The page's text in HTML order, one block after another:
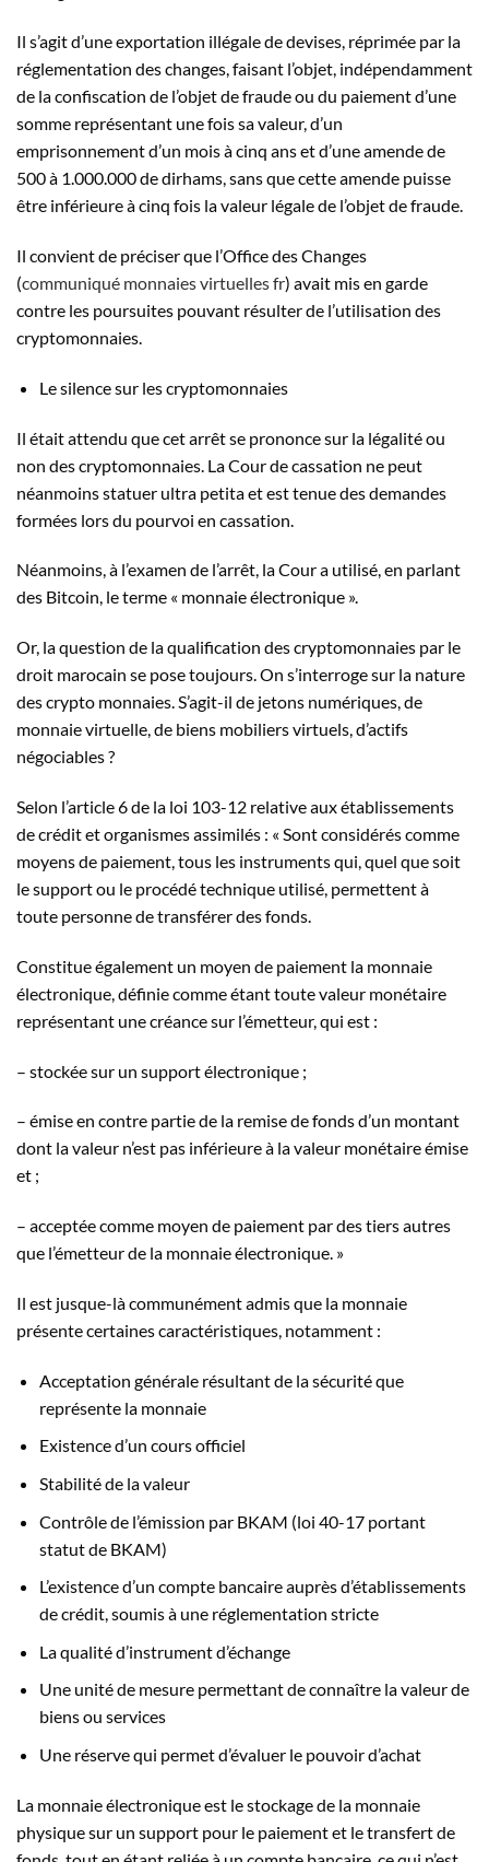
Il s’agit d’une exportation illégale de devises, réprimée par la
réglementation des changes, faisant l’objet, indépendamment
de la confiscation de l’objet de fraude ou du paiement d’une
somme représentant une fois sa valeur, d’un
emprisonnement d’un mois à cinq ans et d’une amende de
500 à 1.000.000 de dirhams, sans que cette amende puisse
être inférieure à cinq fois la valeur légale de l’objet de fraude.
Il convient de préciser que l’Office des Changes
(communiqué monnaies virtuelles fr) avait mis en garde
contre les poursuites pouvant résulter de l’utilisation des
cryptomonnaies.
Le silence sur les cryptomonnaies
Il était attendu que cet arrêt se prononce sur la légalité ou
non des cryptomonnaies. La Cour de cassation ne peut
néanmoins statuer ultra petita et est tenue des demandes
formées lors du pourvoi en cassation.
Néanmoins, à l’examen de l’arrêt, la Cour a utilisé, en parlant
des Bitcoin, le terme « monnaie électronique ».
Or, la question de la qualification des cryptomonnaies par le
droit marocain se pose toujours. On s’interroge sur la nature
des crypto monnaies. S’agit-il de jetons numériques, de
monnaie virtuelle, de biens mobiliers virtuels, d’actifs
négociables ?
Selon l’article 6 de la loi 103-12 relative aux établissements
de crédit et organismes assimilés : « Sont considérés comme
moyens de paiement, tous les instruments qui, quel que soit
le support ou le procédé technique utilisé, permettent à
toute personne de transférer des fonds.
Constitue également un moyen de paiement la monnaie
électronique, définie comme étant toute valeur monétaire
représentant une créance sur l’émetteur, qui est :
– stockée sur un support électronique ;
– émise en contre partie de la remise de fonds d’un montant
dont la valeur n’est pas inférieure à la valeur monétaire émise
et ;
– acceptée comme moyen de paiement par des tiers autres
que l’émetteur de la monnaie électronique. »
Il est jusque-là communément admis que la monnaie
présente certaines caractéristiques, notamment :
Acceptation générale résultant de la sécurité que
représente la monnaie
Existence d’un cours officiel
Stabilité de la valeur
Contrôle de l’émission par BKAM (loi 40-17 portant
statut de BKAM)
L’existence d’un compte bancaire auprès d’établissements
de crédit, soumis à une réglementation stricte
La qualité d’instrument d’échange
Une unité de mesure permettant de connaître la valeur de
biens ou services
Une réserve qui permet d’évaluer le pouvoir d’achat
La monnaie électronique est le stockage de la monnaie
physique sur un support pour le paiement et le transfert de